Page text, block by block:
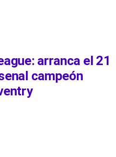
arranca el 21
campeón